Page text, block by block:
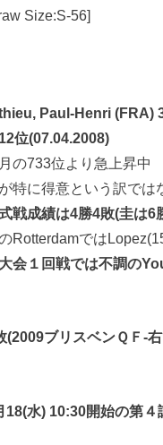
Size:S-56]
Paul-Henri
位(07.04.2008)
の733位より急上昇中
特に得意という訳では
戦成績は4勝4敗(圭は6
Rotterdamでは
会１回戦では不調の
(2009ブリスベンＱＦ-
水) 10:30開始の第